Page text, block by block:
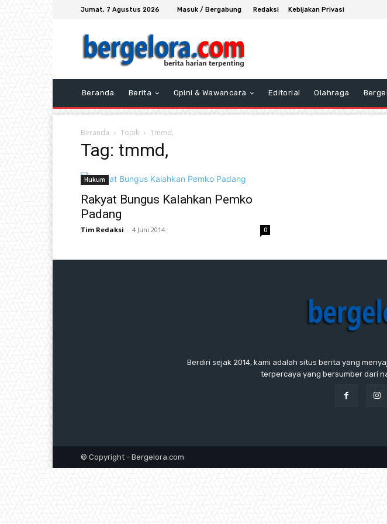
Jumat, 7 Agustus 2026 Masuk / Bergabung Redaksi Kebijakan Privasi
Beranda Berita Opini & Wawancara Editorial Olahraga
Beranda Topik Tmmd,
Tag: tmmd,
Hukum
Rakyat Bungus Kalahkan Pemko
Padang
Tim Redaksi - 4 Juni 2014 0
Berdiri sejak 2014, kami adalah situs berita yang
terpercaya yang bersumber dari
© Copyright - Bergelora.com